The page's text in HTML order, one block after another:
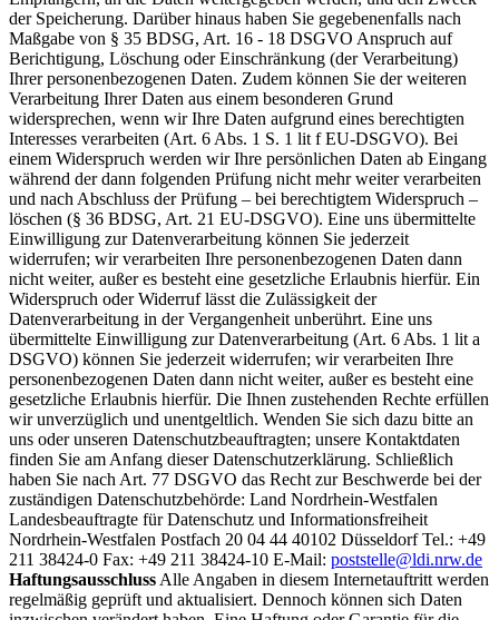
der Speicherung. Darüber hinaus haben Sie gegebenenfalls nach
Maßgabe von § 35 BDSG, Art. 16 - 18 DSGVO Anspruch auf
Berichtigung, Löschung oder Einschränkung (der Verarbeitung)
Ihrer personenbezogenen Daten. Zudem können Sie der weiteren
Verarbeitung Ihrer Daten aus einem besonderen Grund
widersprechen, wenn wir Ihre Daten aufgrund eines berechtigten
Interesses verarbeiten (Art. 6 Abs. 1 S. 1 lit f EU-DSGVO). Bei
einem Widerspruch werden wir Ihre persönlichen Daten ab Eingang
während der dann folgenden Prüfung nicht mehr weiter verarbeiten
und nach Abschluss der Prüfung – bei berechtigtem Widerspruch –
löschen (§ 36 BDSG, Art. 21 EU-DSGVO). Eine uns übermittelte
Einwilligung zur Datenverarbeitung können Sie jederzeit
widerrufen; wir verarbeiten Ihre personenbezogenen Daten dann
nicht weiter, außer es besteht eine gesetzliche Erlaubnis hierfür. Ein
Widerspruch oder Widerruf lässt die Zulässigkeit der
Datenverarbeitung in der Vergangenheit unberührt. Eine uns
übermittelte Einwilligung zur Datenverarbeitung (Art. 6 Abs. 1 lit a
DSGVO) können Sie jederzeit widerrufen; wir verarbeiten Ihre
personenbezogenen Daten dann nicht weiter, außer es besteht eine
gesetzliche Erlaubnis hierfür. Die Ihnen zustehenden Rechte erfüllen
wir unverzüglich und unentgeltlich. Wenden Sie sich dazu bitte an
uns oder unseren Datenschutzbeauftragten; unsere Kontaktdaten
finden Sie am Anfang dieser Datenschutzerklärung. Schließlich
haben Sie nach Art. 77 DSGVO das Recht zur Beschwerde bei der
zuständigen Datenschutzbehörde: Land Nordrhein-Westfalen
Landesbeauftragte für Datenschutz und Informationsfreiheit
Nordrhein-Westfalen Postfach 20 04 44 40102 Düsseldorf Tel.: +49
211 38424-0 Fax: +49 211 38424-10 E-Mail: poststelle@ldi.nrw.de
Haftungsausschluss Alle Angaben in diesem Internetauftritt werden
regelmäßig geprüft und aktualisiert. Dennoch können sich Daten